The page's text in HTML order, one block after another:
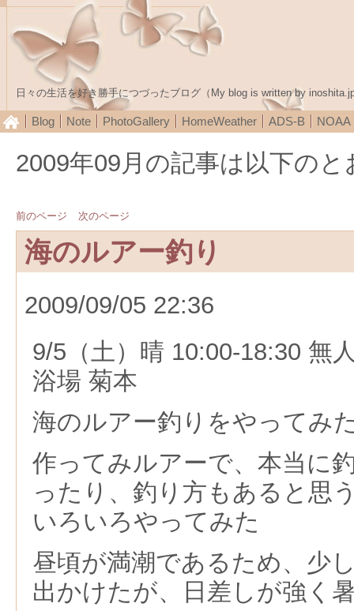
日々の生活を好き勝手につづったブログ（My blog is written by
Blog Note PhotoGallery HomeWeather ADS-B NOAA
2009年09月の記事は以下の
前のページ 次のページ
海のルアー釣り
2009/09/05 22:36
9/5（土）晴 10:00-18:30 無
浴場 菊本
海のルアー釣りをやってみ
作ってみルアーで、本当に
ったり、釣り方もあると思
いろいろやってみた
昼頃が満潮であるため、少
出かけたが、日差しが強く